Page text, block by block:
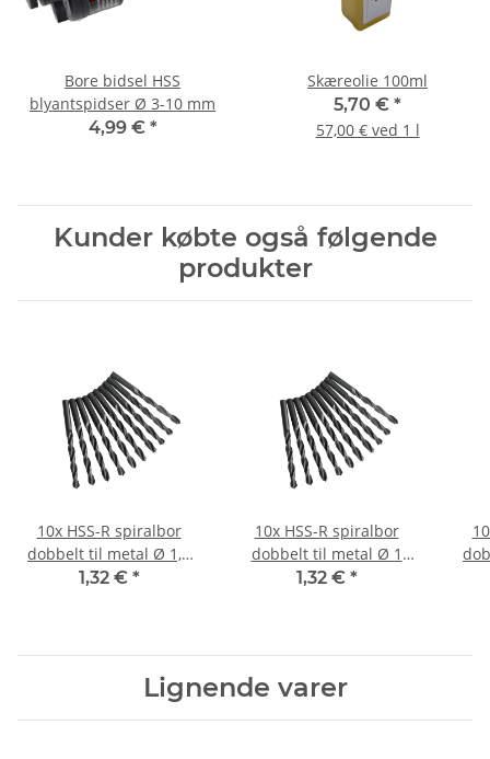
Bore bidsel HSS
blyantspidser Ø 3-10 mm
4,99 € *
Skæreolie 100ml
5,70 € *
57,00 € ved 1 l
Kunder købte også følgende
produkter
10x HSS-R spiralbor
dobbelt til metal Ø 1,5
mm
1,32 € *
10x HSS-R spiralbor
dobbelt til metal Ø 1
mm
1,32 € *
Lignende varer